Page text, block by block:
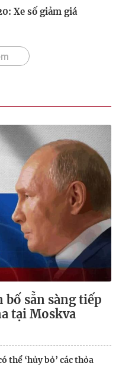
Xe số giảm giá
sẵn sàng tiếp
tại Moskva
thể ‘hủy bỏ’ các thỏa